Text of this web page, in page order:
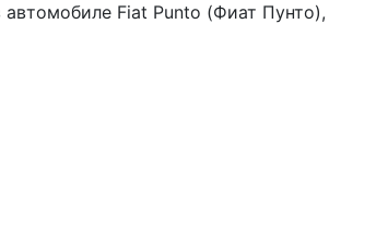
Fiat Punto (Фиат Пунто),